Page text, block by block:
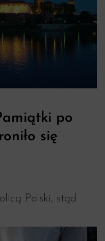
po
się
Polski, stąd